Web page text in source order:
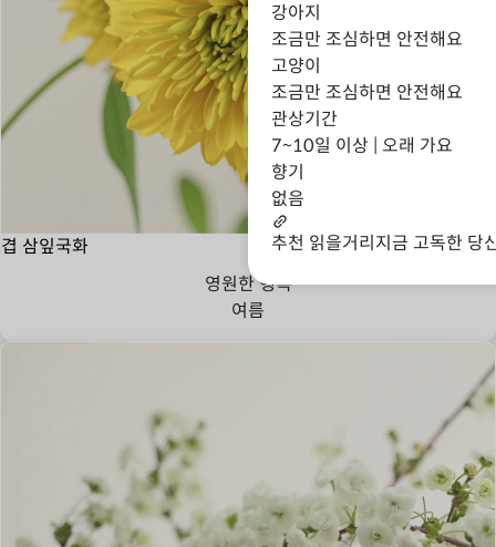
겹 삼잎국화
영원한 행복
여름
강아지
조금만 조심하면 안전해요
고양이
조금만 조심하면 안전해요
관상기간
7~10일 이상 | 오래 가요
향기
없음
추천 읽을거리 지금 고독한 당